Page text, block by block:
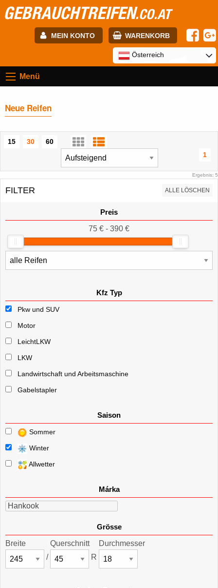
GEBRAUCHTREIFEN.CO.AT
MEIN KONTO WARENKORB
Passwort:
Österreich
Menü
Neue Reifen
15 30
60
1
Ergebnis: 5
FILTER ALLE LÖSCHEN
Preis
75 € - 390 €
Kfz Typ
Pkw und SUV
Motor
LeichtLKW
LKW
Landwirtschaft und Arbeitsmaschine
Gabelstapler
Saison
Sommer
Winter
Allwetter
Márka
Hankook
Grösse
Breite
/
Querschnitt
R
Durchmesser